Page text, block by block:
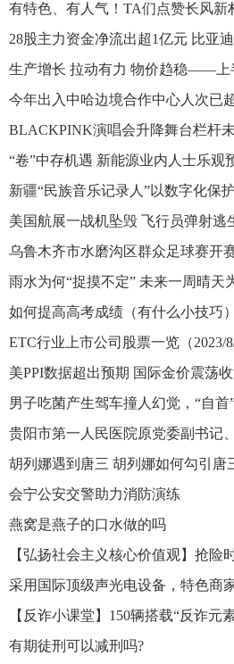
有特色、有人气！TA们点赞长风新
28股主力资金净流出超1亿元 比亚
今年出入中哈边境合作中心人次已
“卷”中存机遇 新能源业内人士乐观
新疆“民族音乐记录人”以数字化保
美国航展一战机坠毁 飞行员弹射逃
雨水为何“捉摸不定” 未来一周晴天
如何提高高考成绩（有什么小技巧）
ETC行业上市公司股票一览（2023/8/
美PPI数据超出预期 国际金价震荡
贵阳市第一人民医院原党委副书记
胡列娜遇到唐三 胡列娜如何勾引唐
会宁公安交警助力消防演练
燕窝是燕子的口水做的吗
有期徒刑可以减刑吗?